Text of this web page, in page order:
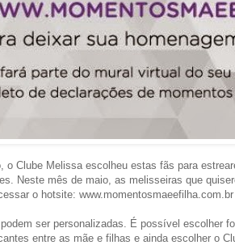
o Clube Melissa escolheu estas fãs para
Neste mês de maio, as melisseiras que
o hotsite:
ser personalizadas. É possível escolher
entre as mãe e filhas e ainda escolher o